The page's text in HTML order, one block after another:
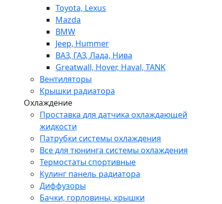
Toyota, Lexus
Mazda
BMW
Jeep, Hummer
ВАЗ, ГАЗ, Лада, Нива
Greatwall, Hover, Haval, TANK
Вентиляторы
Крышки радиатора
Охлаждение
Проставка для датчика охлаждающей
жидкости
Патрубки системы охлаждения
Все для тюнинга системы охлаждения
Термостаты спортивные
Кулинг панель радиатора
Диффузоры
Бачки, горловины, крышки